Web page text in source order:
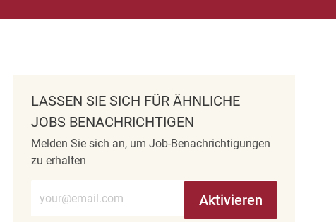
LASSEN SIE SICH FÜR ÄHNLICHE
JOBS BENACHRICHTIGEN
Melden Sie sich an, um Job-Benachrichtigungen
zu erhalten
E-Mail-Adresse eingeben (erforderlich)
Aktivieren